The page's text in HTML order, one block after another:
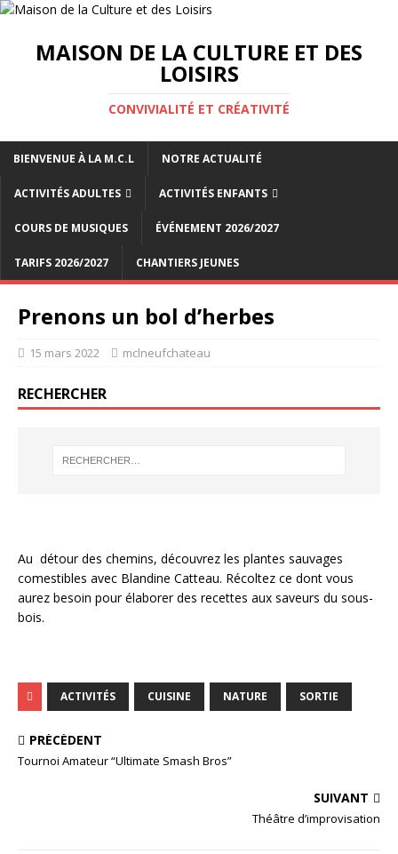
MAISON DE LA CULTURE ET DES
LOISIRS
CONVIVIALITÉ ET CRÉATIVITÉ
BIENVENUE À LA M.C.L NOTRE ACTUALITÉ
ACTIVITÉS ADULTES ACTIVITÉS ENFANTS
COURS DE MUSIQUES ÉVÉNEMENT 2026/2027
TARIFS 2026/2027 CHANTIERS JEUNES
Prenons un bol d’herbes
15 mars 2022 mclneufchateau
RECHERCHER
Au détour des chemins, découvrez les plantes sauvages
comestibles avec Blandine Catteau. Récoltez ce dont vous
aurez besoin pour élaborer des recettes aux saveurs du sous-
bois.
ACTIVITÉS CUISINE NATURE SORTIE
PRÉCÉDENT
Tournoi Amateur “Ultimate Smash Bros”
SUIVANT
Théâtre d’improvisation